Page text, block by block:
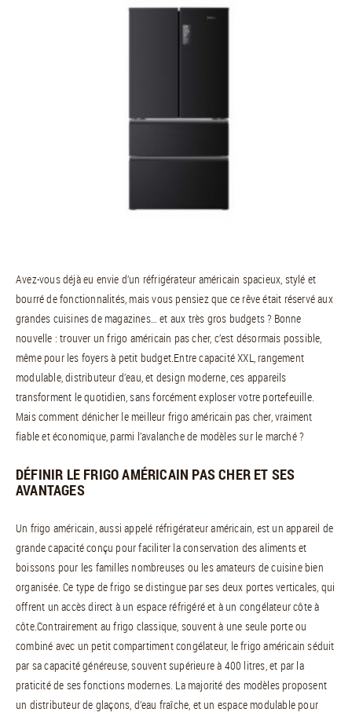
Avez-vous déjà eu envie d’un réfrigérateur américain spacieux, stylé et
bourré de fonctionnalités, mais vous pensiez que ce rêve était réservé aux
grandes cuisines de magazines… et aux très gros budgets ? Bonne
nouvelle : trouver un frigo américain pas cher, c’est désormais possible,
même pour les foyers à petit budget.Entre capacité XXL, rangement
modulable, distributeur d’eau, et design moderne, ces appareils
transforment le quotidien, sans forcément exploser votre portefeuille.
Mais comment dénicher le meilleur frigo américain pas cher, vraiment
fiable et économique, parmi l’avalanche de modèles sur le marché ?
DÉFINIR LE FRIGO AMÉRICAIN PAS CHER ET SES
AVANTAGES
Un frigo américain, aussi appelé réfrigérateur américain, est un appareil de
grande capacité conçu pour faciliter la conservation des aliments et
boissons pour les familles nombreuses ou les amateurs de cuisine bien
organisée. Ce type de frigo se distingue par ses deux portes verticales, qui
offrent un accès direct à un espace réfrigéré et à un congélateur côte à
côte.Contrairement au frigo classique, souvent à une seule porte ou
combiné avec un petit compartiment congélateur, le frigo américain séduit
par sa capacité généreuse, souvent supérieure à 400 litres, et par la
praticité de ses fonctions modernes. La majorité des modèles proposent
un distributeur de glaçons, d’eau fraîche, et un espace modulable pour